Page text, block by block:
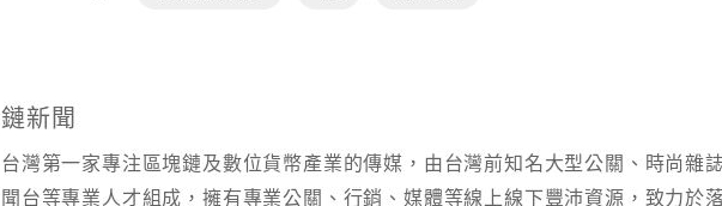
鏈新聞
台灣第一家專注區塊鏈及數位貨幣產業的傳媒，由台灣前知名大型公關、時尚雜
聞台等專業人才組成，擁有專業公關、行銷、媒體等線上線下豐沛資源，致力於